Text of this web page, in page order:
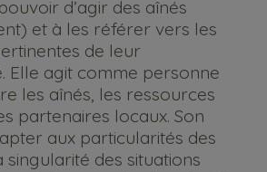
d’agir des aînés
et à les référer vers les
de leur
Elle agit comme personne
les aînés, les ressources
partenaires locaux. Son
aux particularités des
singularité des situations